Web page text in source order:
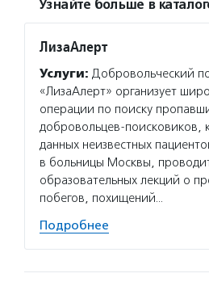
Узнайте больше в
ЛизаАлерт
Услуги: Добровольческий
«ЛизаАлерт» организует
операции по поиску
добровольцев-поисковиков,
данных неизвестных
в больницы Москвы,
образовательных лекций о
побегов, похищений…
Подробнее